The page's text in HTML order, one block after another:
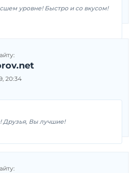
уровне! Быстро и со вкусом!
20:34
Друзья, Вы лучшие!